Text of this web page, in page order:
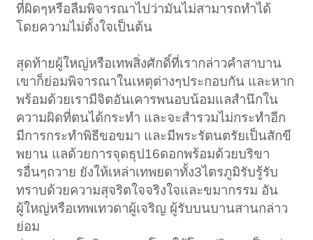
ที่ผิดๆหรือลืมพิจารณาไปว่ามันไม่สามารถทำได้
โดยความไม่ตั้งใจเป็นต้น
สุดท้ายผู้ใหญ่หรือเทพสิ่งศักดิ์ที่เรากล่าวคำสาบาน
เขาก็ย่อมพิจารณาในเหตุต่างๆประกอบกัน และหาก
พร้อมด้วยเรามีจิตอันเคารพนอบน้อมแลสำนึกใน
ความผิดที่ตนได้กระทำ และจะสำรวมไม่กระทำอีก
มีการกระทำพิธีขอขมา และมีพระรัตนตรัยเป็นสักขี
พยาน แลด้วยการจุดธุป16ดอกพร้อมด้วยบริขา
รอื่นๆถวาย ยังให้เหล่าเทพยดาทั้ง3ไตรภูมิรับรู้รับ
ทราบด้วยความสุจริตใจจริงใจและขมากรรม อัน
ผู้ใหญ่หรือเทพเทวดาผู้เจริญ ผู้รับบนบานสานกล่าว
ย่อม